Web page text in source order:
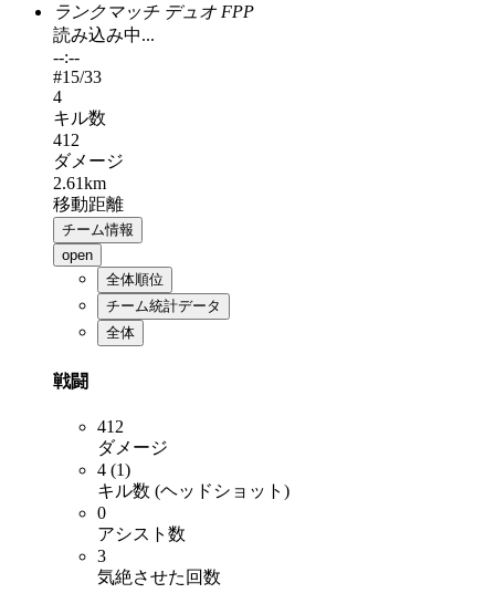
ランクマッチ デュオ FPP
読み込み中...
--:--
#15/33
4
キル数
412
ダメージ
2.61km
移動距離
チーム情報
open
全体順位
チーム統計データ
全体
戦闘
412
ダメージ
4 (1)
キル数 (ヘッドショット)
0
アシスト数
3
気絶させた回数